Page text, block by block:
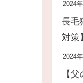
2024
長毛
対策】
2024
【